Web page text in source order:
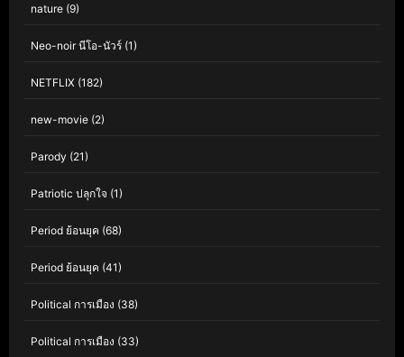
nature (9)
Neo-noir นีโอ-นัวร์ (1)
NETFLIX (182)
new-movie (2)
Parody (21)
Patriotic ปลุกใจ (1)
Period ย้อนยุค (68)
Period ย้อนยุค (41)
Political การเมือง (38)
Political การเมือง (33)